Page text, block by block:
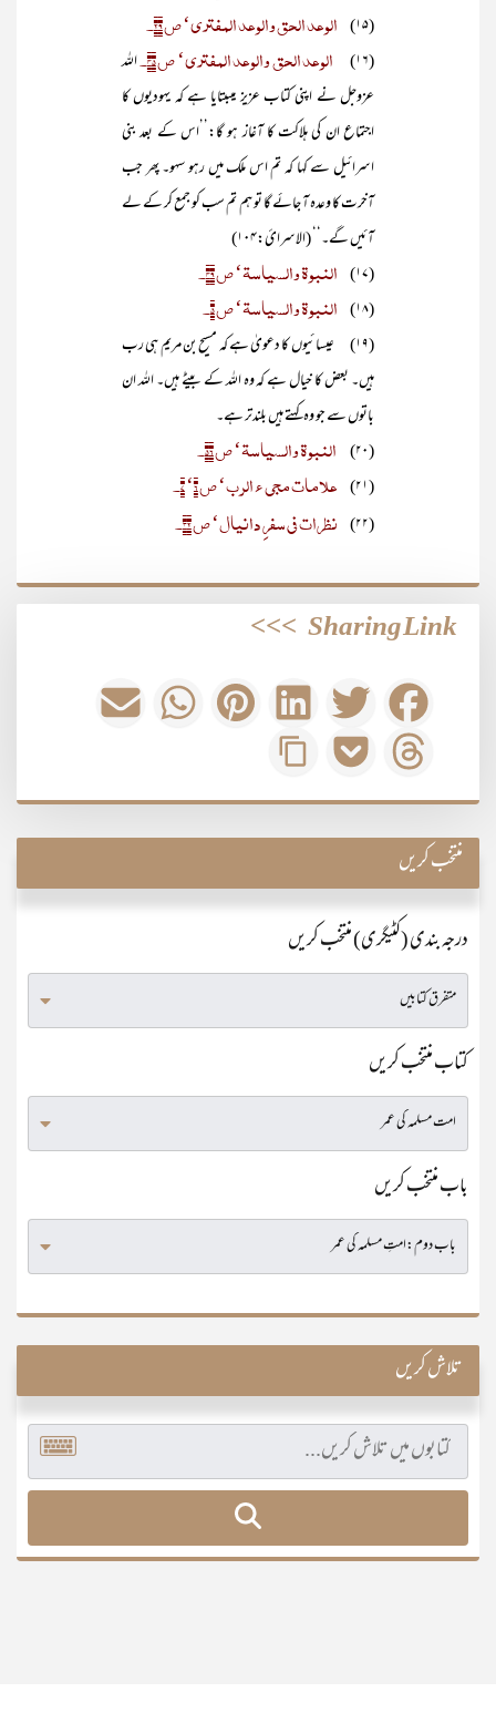
(۱۵)
الوعد الحق والوعد المفتری‘ ص ۲۹۔
(۱۶) الوعد الحق والوعد المفتری‘ ص ۴۵۔
اللہ
عزوجل نے اپنی کتاب عزیز میںبتایا ہے کہ یہودیوں کا
اجتماع ان کی ہلاکت کا آغاز ہو گا:’’اس کے بعد بنی
اسرائیل سے کہا کہ تم اس ملک میں رہو سہو۔ پھر جب
آخرت کا وعدہ آ جائے گا تو ہم تم سب کو جمع کر کے لے
آئیں گے۔‘‘ (الاسرائ:۱۰۴)
(۱۷)
النبوۃ والسیاسۃ‘ ص ۴۹۔
(۱۸) النبوۃ والسیاسۃ‘ ص ۵۔
(۱۹) عیسائیوں کا دعویٰ ہے کہ مسیح بن مریم ہی رب
ہیں۔ بعض کا خیال ہے کہ وہ اللہ کے بیٹے ہیں۔ اللہ ان
باتوں سے جو وہ کہتے ہیں بلندتر ہے۔
(۲۰)
النبوۃ والسیاسۃ‘ ص ۵۶۔
(۲۱) علامات مجی ء الرب‘ ص ۶‘ ۷۔
(۲۲) نظرات فی سفرِ دانیال‘ ص ۳۲۔
Sharing Link
>>>
منتخب کریں
درجہ بندی (کٹیگری) منتخب کریں
کتاب منتخب کریں
باب منتخب کریں
تلاش کریں